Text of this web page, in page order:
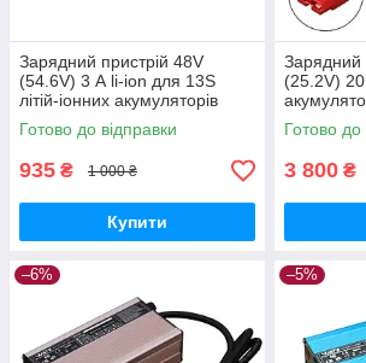
Зарядний пристрій 48V
(54.6V) 3 А li-ion для 13S
літій-іонних акумуляторів
Готово до відправки
935 ₴ 1 000 ₴
Купити
Зарядний
(25.2V)
Готово до
3 800 ₴
–6% –5%